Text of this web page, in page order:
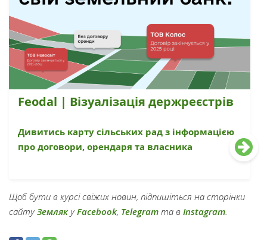
Feodal | Візуалізація держреєстрів
Дивитись карту сільських рад з інформацією
про договори, орендаря та власника
Щоб бути в курсі свіжих новин, підпишіться на сторінки
сайтуЗемлякуFacebook, Telegram та в Instagram.